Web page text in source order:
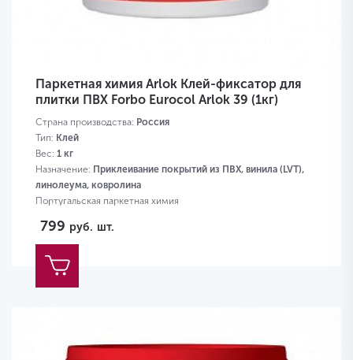
Паркетная химия Arlok Клей-фиксатор для
плитки ПВХ Forbo Eurocol Arlok 39 (1кг)
Страна производства: Россия
Тип: Клей
Вес: 1 кг
Назначение: Приклеивание покрытий из ПВХ, винила (LVT),
линолеума, ковролина
Португальская паркетная химия
799 руб. шт.